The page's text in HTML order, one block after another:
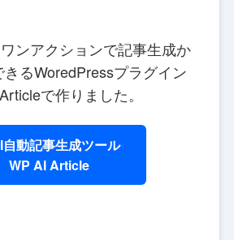
ンアクションで記事生成か
きるWoredPressプラグイン
で作りました。
動記事生成ツール
WP AI Article